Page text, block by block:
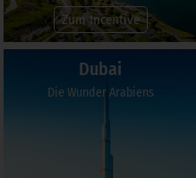
Zum Incentive
Dubai
Die Wunder Arabiens